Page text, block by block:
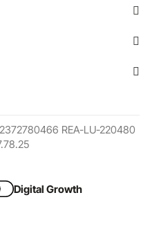
REA-LU-220480
Digital Growth